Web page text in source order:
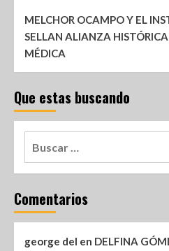
MELCHOR OCAMPO Y EL
SELLAN ALIANZA
MÉDICA
Que estas buscando
Comentarios
george del en DELFINA